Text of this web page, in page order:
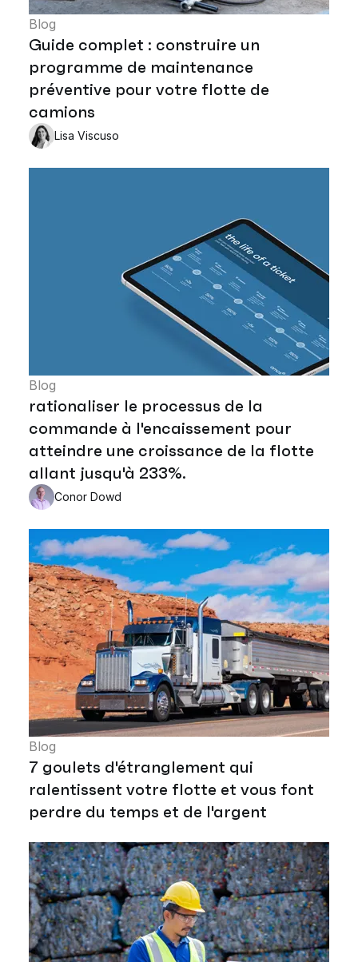
Blog
Guide complet : construire un
programme de maintenance
préventive pour votre flotte de
camions
Lisa Viscuso
Blog
rationaliser le processus de la
commande à l'encaissement pour
atteindre une croissance de la flotte
allant jusqu'à 233%.
Conor Dowd
Blog
7 goulets d'étranglement qui
ralentissent votre flotte et vous font
perdre du temps et de l'argent